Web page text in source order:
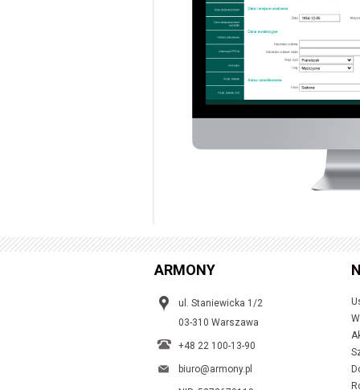
ARMONY
ul. Staniewicka 1/2
03-310 Warszawa
+48 22 100-13-90
biuro@armony.pl